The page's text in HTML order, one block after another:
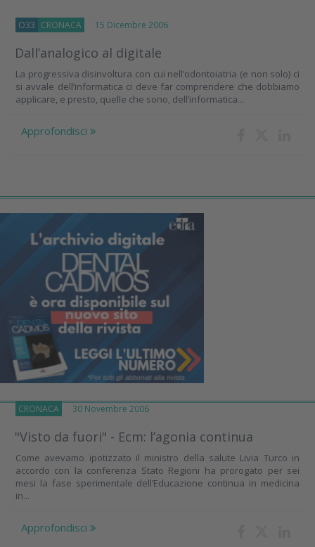
O33 CRONACA 15 Dicembre 2006
Dall’analogico al digitale
La progressiva disinvoltura con cui nell’odontoiatria (e non solo) ci
si avvale dell’informatica ci deve far comprendere che dobbiamo
applicare, e presto, quelle che sono, dell’informatica...
Approfondisci
CRONACA 30 Novembre 2006
"Visto da fuori" - Ecm: l’agonia continua
Come avevamo ipotizzato il ministro della salute Livia Turco in
accordo con la conferenza Stato Regioni ha prorogato per sei
mesi la fase sperimentale dell’Educazione continua in medicina
in...
Approfondisci